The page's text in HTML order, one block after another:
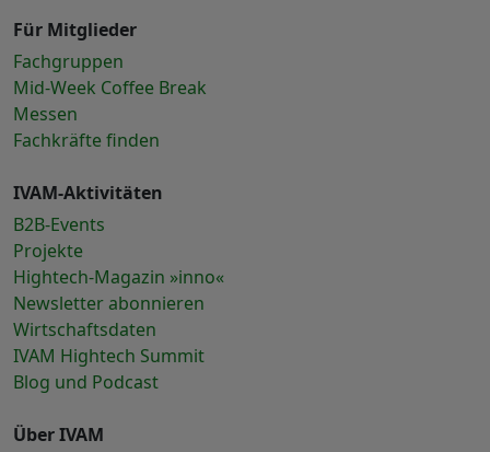
Für Mitglieder
Fachgruppen
Mid-Week Coffee Break
Messen
Fachkräfte finden
IVAM-Aktivitäten
B2B-Events
Projekte
Hightech-Magazin »inno«
Newsletter abonnieren
Wirtschaftsdaten
IVAM Hightech Summit
Blog und Podcast
Über IVAM